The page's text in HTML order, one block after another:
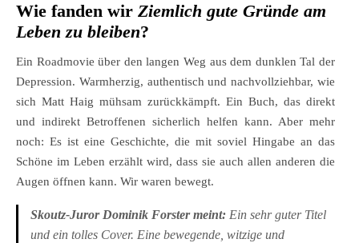
Wie fanden wir Ziemlich gute Gründe am
Leben zu bleiben?
Ein Roadmovie über den langen Weg aus dem dunklen Tal der
Depression. Warmherzig, authentisch und nachvollziehbar, wie
sich Matt Haig mühsam zurückkämpft. Ein Buch, das direkt
und indirekt Betroffenen sicherlich helfen kann. Aber mehr
noch: Es ist eine Geschichte, die mit soviel Hingabe an das
Schöne im Leben erzählt wird, dass sie auch allen anderen die
Augen öffnen kann. Wir waren bewegt.
Skoutz-Juror Dominik Forster meint: Ein sehr guter Titel
und ein tolles Cover. Eine bewegende, witzige und